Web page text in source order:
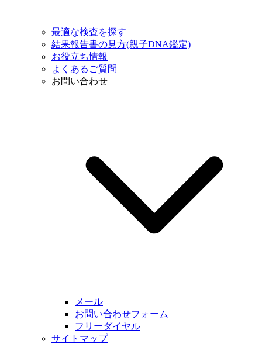
最適な検査を探す
結果報告書の見方(親子DNA鑑定)
お役立ち情報
よくあるご質問
お問い合わせ
メール
お問い合わせフォーム
フリーダイヤル
サイトマップ